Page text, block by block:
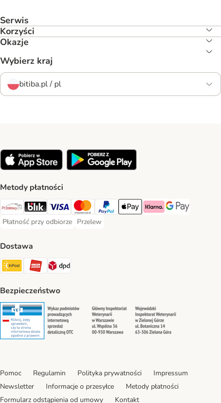
Serwis
Korzyści
Okazje
Wybierz kraj
bitiba.pl / pl
Metody płatności
Przelewy24 Payment Method
Blik Payment Method
VISA Payment Method
MasterCard Payment Method
PayPal Payment Method
Apple Pay Payment Method
Klarna Payment Method
Google Pay
Płatność przy odbiorze
Płatność przy odbiorze Payment Method
Przelew
Przelew Payment Method
Dostawa
InPost Shipping Method
ORLEN Paczka. Shipping Method
DPD Shipping Method
Bezpieczeństwo
Security Security Security
Pomoc Regulamin Polityka prywatności
Impressum
Newsletter
Informacje o przesyłce
Metody płatności
Formularz odstąpienia od umowy
Kontakt